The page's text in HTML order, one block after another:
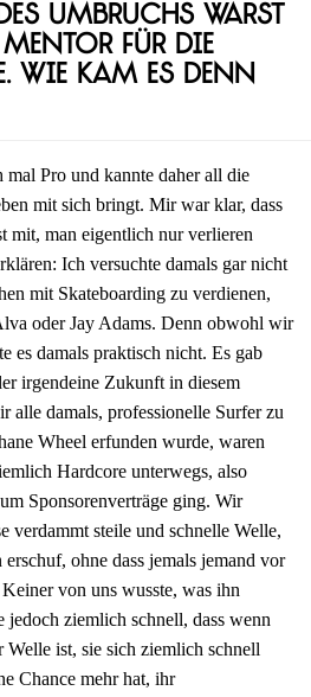
Umbruchs warst
für die
Wie kam es denn
Pro und kannte daher all die
mit sich bringt. Mir war klar, dass
mit, man eigentlich nur verlieren
Ich versuchte damals gar nicht
mit Skateboarding zu verdienen,
oder Jay Adams. Denn obwohl wir
es damals praktisch nicht. Es gab
irgendeine Zukunft in diesem
alle damals, professionelle Surfer zu
Wheel erfunden wurde, waren
Hardcore unterwegs, also
Sponsorenverträge ging. Wir
verdammt steile und schnelle Welle,
ohne dass jemals jemand vor
von uns wusste, was ihn
ziemlich schnell, dass wenn
ist, sie sich ziemlich schnell
Chance mehr hat, ihr